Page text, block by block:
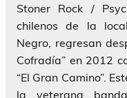
Stoner Rock /
chilenos de la
Negro, regresan
Cofradía” en 2012
“El Gran Camino”.
la veterana